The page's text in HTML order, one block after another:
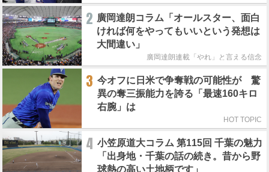
2 廣岡達朗コラム「オールスター、面白
ければ何をやってもいいという発想は
大間違い」
廣岡達朗連載「やれ」と言える信念
3 今オフに日米で争奪戦の可能性が 驚
異の奪三振能力を誇る「最速160キロ
右腕」は
HOT TOPIC
4 小笠原道大コラム 第115回 千葉の魅力
「出身地・千葉の話の続き。昔から野
球熱の高い土地柄です」